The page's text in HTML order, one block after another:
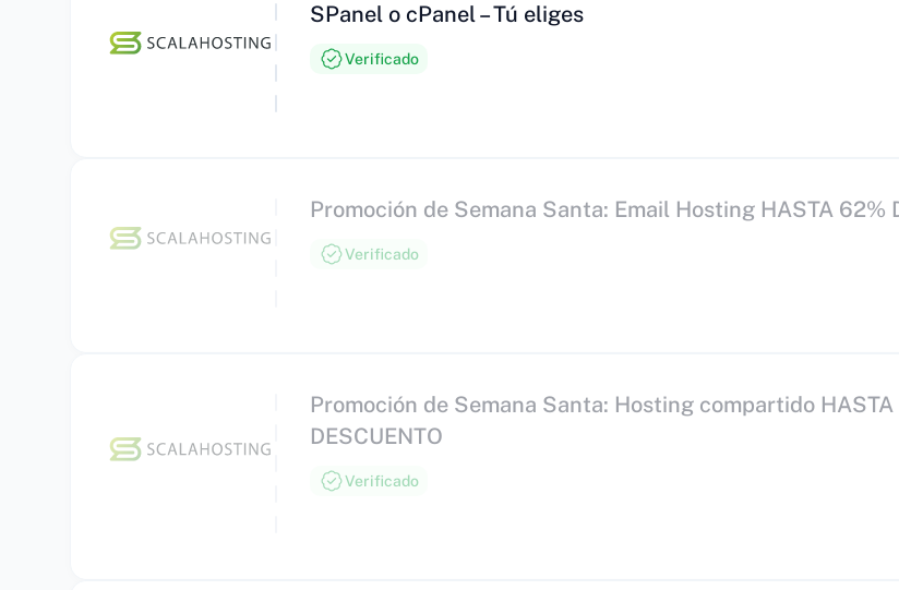
SPanel o cPanel – Tú eliges
Verificado
Promoción de Semana Santa: Email Hosting HASTA 62%
Verificado
Promoción de Semana Santa: Hosting compartido HASTA
DESCUENTO
Verificado